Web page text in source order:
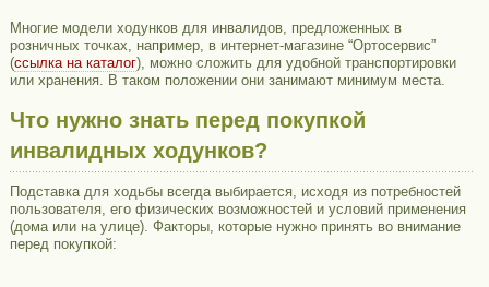
Многие модели ходунков для инвалидов, предложенных в
розничных точках, например, в интернет-магазине “Ортосервис”
(ссылка на каталог), можно сложить для удобной транспортировки
или хранения. В таком положении они занимают минимум места.
Что нужно знать перед покупкой
инвалидных ходунков?
Подставка для ходьбы всегда выбирается, исходя из потребностей
пользователя, его физических возможностей и условий применения
(дома или на улице). Факторы, которые нужно принять во внимание
перед покупкой: